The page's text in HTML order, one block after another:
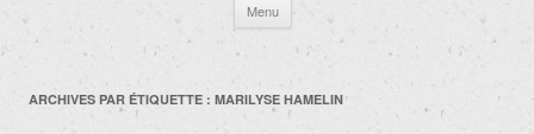
Menu
contenu
ARCHIVES PAR ÉTIQUETTE : MARILYSE HAMELIN